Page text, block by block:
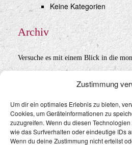
Zustimmung
Um dir ein optimales Erlebnis zu bieten,
Cookies, um Geräteinformationen zu
zuzugreifen. Wenn du diesen
wie das Surfverhalten oder eindeutige IDs
Wenn du deine Zustimmung nicht erteilst
Keine Kategorien
Archiv
Versuche es mit einem Blick in die
Datenschutz&